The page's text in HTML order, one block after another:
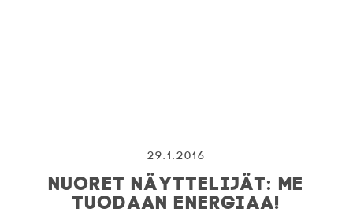
29.1.2016
NUORET NÄYTTELIJÄT: ME
TUODAAN ENERGIAA!